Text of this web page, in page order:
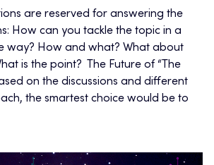
are reserved for answering the
How can you tackle the topic in a
way? How and what? What about
is the point? The Future of “The
on the discussions and different
the smartest choice would be to